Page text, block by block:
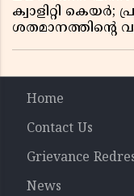
ക്വാളിറ്റി കെയർ;
ശതമാനത്തിൻ്റെ
Home
Contact Us
Grievance
News